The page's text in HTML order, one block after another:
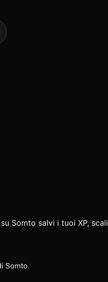
Somto salvi i tuoi XP, scali
Somto.